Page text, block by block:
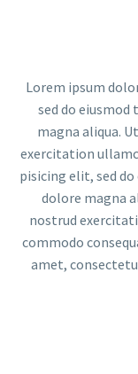
Lorem ipsum
sed do
magna aliqua.
exercitation
pisicing elit, sed
dolore magna
nostrud
commodo
amet,